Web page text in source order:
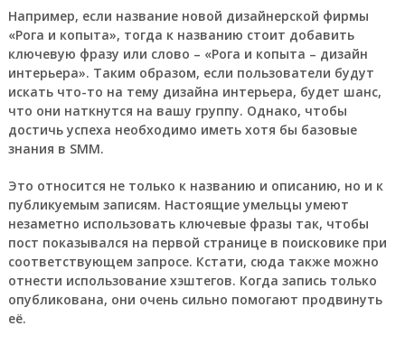
Например, если название новой дизайнерской фирмы
«Рога и копыта», тогда к названию стоит добавить
ключевую фразу или слово – «Рога и копыта – дизайн
интерьера». Таким образом, если пользователи будут
искать что-то на тему дизайна интерьера, будет шанс,
что они наткнутся на вашу группу. Однако, чтобы
достичь успеха необходимо иметь хотя бы базовые
знания в SMM.
Это относится не только к названию и описанию, но и к
публикуемым записям. Настоящие умельцы умеют
незаметно использовать ключевые фразы так, чтобы
пост показывался на первой странице в поисковике при
соответствующем запросе. Кстати, сюда также можно
отнести использование хэштегов. Когда запись только
опубликована, они очень сильно помогают продвинуть
её.